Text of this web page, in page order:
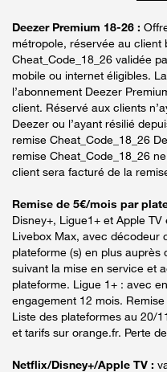
Deezer Premium 18-26 :
métropole, réservée au client
Cheat_Code_18_26 validée
mobile ou internet éligibles.
l’abonnement Deezer
client. Réservé aux clients
Deezer ou l’ayant résilié
remise Cheat_Code_18_26
remise Cheat_Code_18_26
client sera facturé de la
Remise de 5€/mois par
Disney+, Ligue1+ et Apple
Livebox Max, avec décodeur
plateforme (s) en plus auprès
suivant la mise en service et
plateforme. Ligue 1+ : avec
engagement 12 mois.
Liste des plateformes au 20/
et tarifs sur orange.fr. Perte
Netflix/Disney+/Apple TV :